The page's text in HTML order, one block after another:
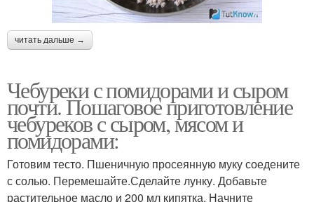
читать дальше →
Чебуреки с помидорами и сыром
почти. Пошаговое приготовление
чебуреков с сыром, мясом и
помидорами:
Готовим тесто. Пшеничную просеянную муку соедените
с солью. Перемешайте.Сделайте лунку. Добавьте
растительное масло и 200 мл кипятка. Начните